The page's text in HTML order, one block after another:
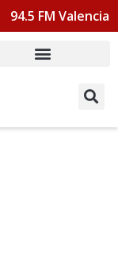
94.5 FM Valencia